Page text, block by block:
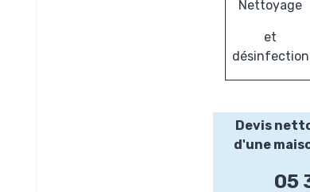
Nettoyage
et
désinfection
Devis
d'une
05